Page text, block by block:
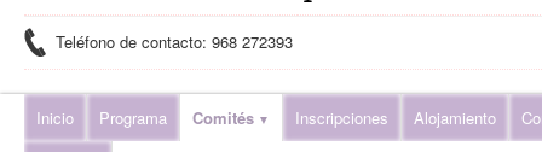
Teléfono de contacto: 968 272393
Inicio Programa Comités Inscripciones Alojamiento